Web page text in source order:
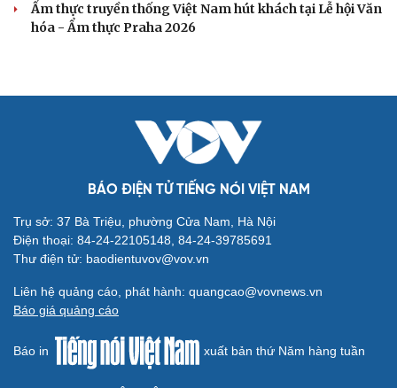
Cải chính
Ẩm thực truyền thống Việt Nam hút khách tại Lễ hội Văn
hóa - Ẩm thực Praha 2026
BÁO ĐIỆN TỬ TIẾNG NÓI VIỆT NAM
Trụ sở: 37 Bà Triệu, phường Cửa Nam, Hà Nội
Điện thoại: 84-24-22105148, 84-24-39785691
Thư điện tử: baodientuvov@vov.vn
Liên hệ quảng cáo, phát hành: quangcao@vovnews.vn
Báo giá quảng cáo
Báo in xuất bản thứ Năm hàng tuần